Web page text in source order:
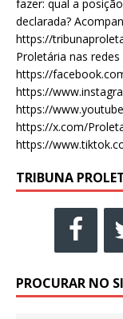
fazer: qual a
declarada?
https://
Proletária nas
https://
https://
https://
https://x.com/
https://
TRIBUNA
PROCURAR NO